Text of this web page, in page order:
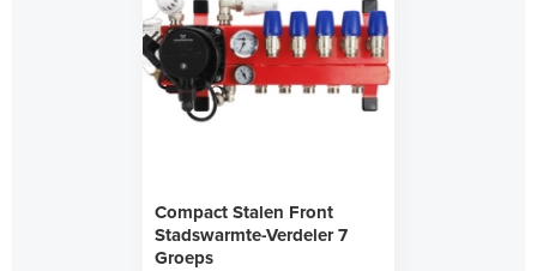
Compact Stalen Front
Stadswarmte-Verdeler 7
Groeps